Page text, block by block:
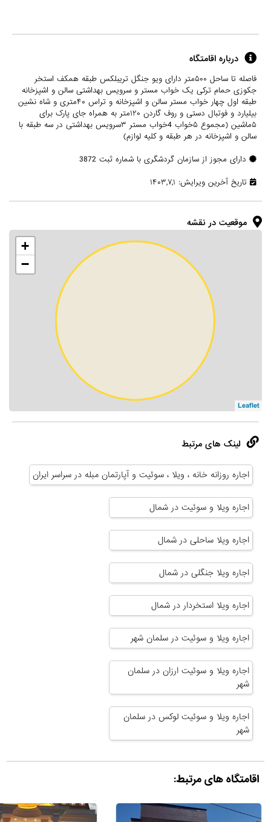
درباره اقامتگاه
فاصله تا ساحل ۵۰۰متر دارای ویو جنگل تریبلکس طبقه همکف استخر
جکوزی حمام ترکی یک خواب مستر و سرویس بهداشتی سالن و اشپزخانه
طبقه اول چهار خواب مستر سالن و اشپزخانه و تراس ۴۰متری و شاه نشین
بیلیارد و فوتبال دستی و روف گاردن ۱۲۰متر به همراه جای پارک برای
۵ماشین (مجموع ۵خواب 4خواب مستر ۳سرویس بهداشتی در سه طبقه با
سالن و اشپزخانه در هر طبقه و کلیه لوازم)
دارای مجوز از سازمان گردشگری با شماره ثبت 3872
تاریخ آخرین ویرایش: ۱۴۰۳,۷,۱
موقعیت در نقشه
+
−
Leaflet
لینک های مرتبط
اجاره روزانه خانه ، ویلا ، سوئیت و آپارتمان مبله در سراسر ایران
اجاره ویلا و سوئیت در شمال
اجاره ویلا ساحلی در شمال
اجاره ویلا جنگلی در شمال
اجاره ویلا استخردار در شمال
اجاره ویلا و سوئیت در سلمان شهر
اجاره ویلا و سوئیت ارزان در سلمان
شهر
اجاره ویلا و سوئیت لوکس در سلمان
شهر
اقامتگاه های مرتبط: